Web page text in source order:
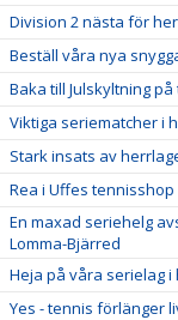
Division 2 nästa för
Beställ våra nya
Baka till Julskyltning
Viktiga seriematcher i
Stark insats av
Rea i Uffes tennisshop
En maxad seriehelg
Lomma-Bjärred
Heja på våra serielag i
Yes - tennis förlänger